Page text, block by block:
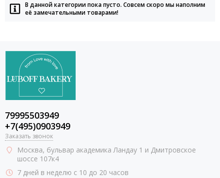
В данной категории пока пусто. Совсем скоро мы наполним
её замечательными товарами!
79995503949
+7(495)0903949
Заказать звонок
Москва, бульвар академика Ландау 1 и Дмитровское
шоссе 107к4
7 дней в неделю с 10 до 20 часов